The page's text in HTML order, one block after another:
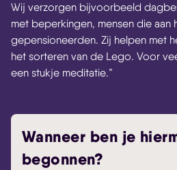
Wij verzorgen bijvoorbeeld
met beperkingen, mensen die aan
gepensioneerden. Zij helpen met
het sorteren van de Lego. Voor
een stukje meditatie.”
Wanneer ben je
begonnen?